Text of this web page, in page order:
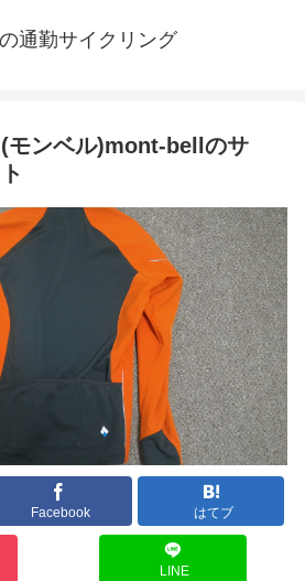
通勤サイクリング
ンベル)mont-bellのサ
Facebook はてブ
LINE